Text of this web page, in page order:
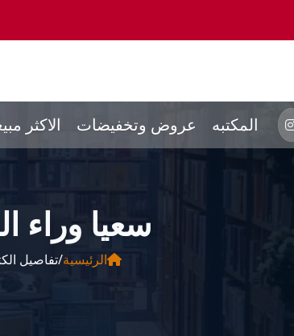
الاكثر عروض وتخفيضات المكتبه
الرئيسية/تفاصيل